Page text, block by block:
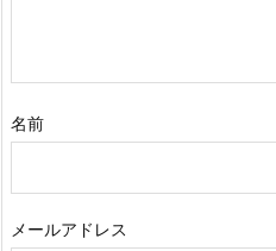
名前
メールアドレス